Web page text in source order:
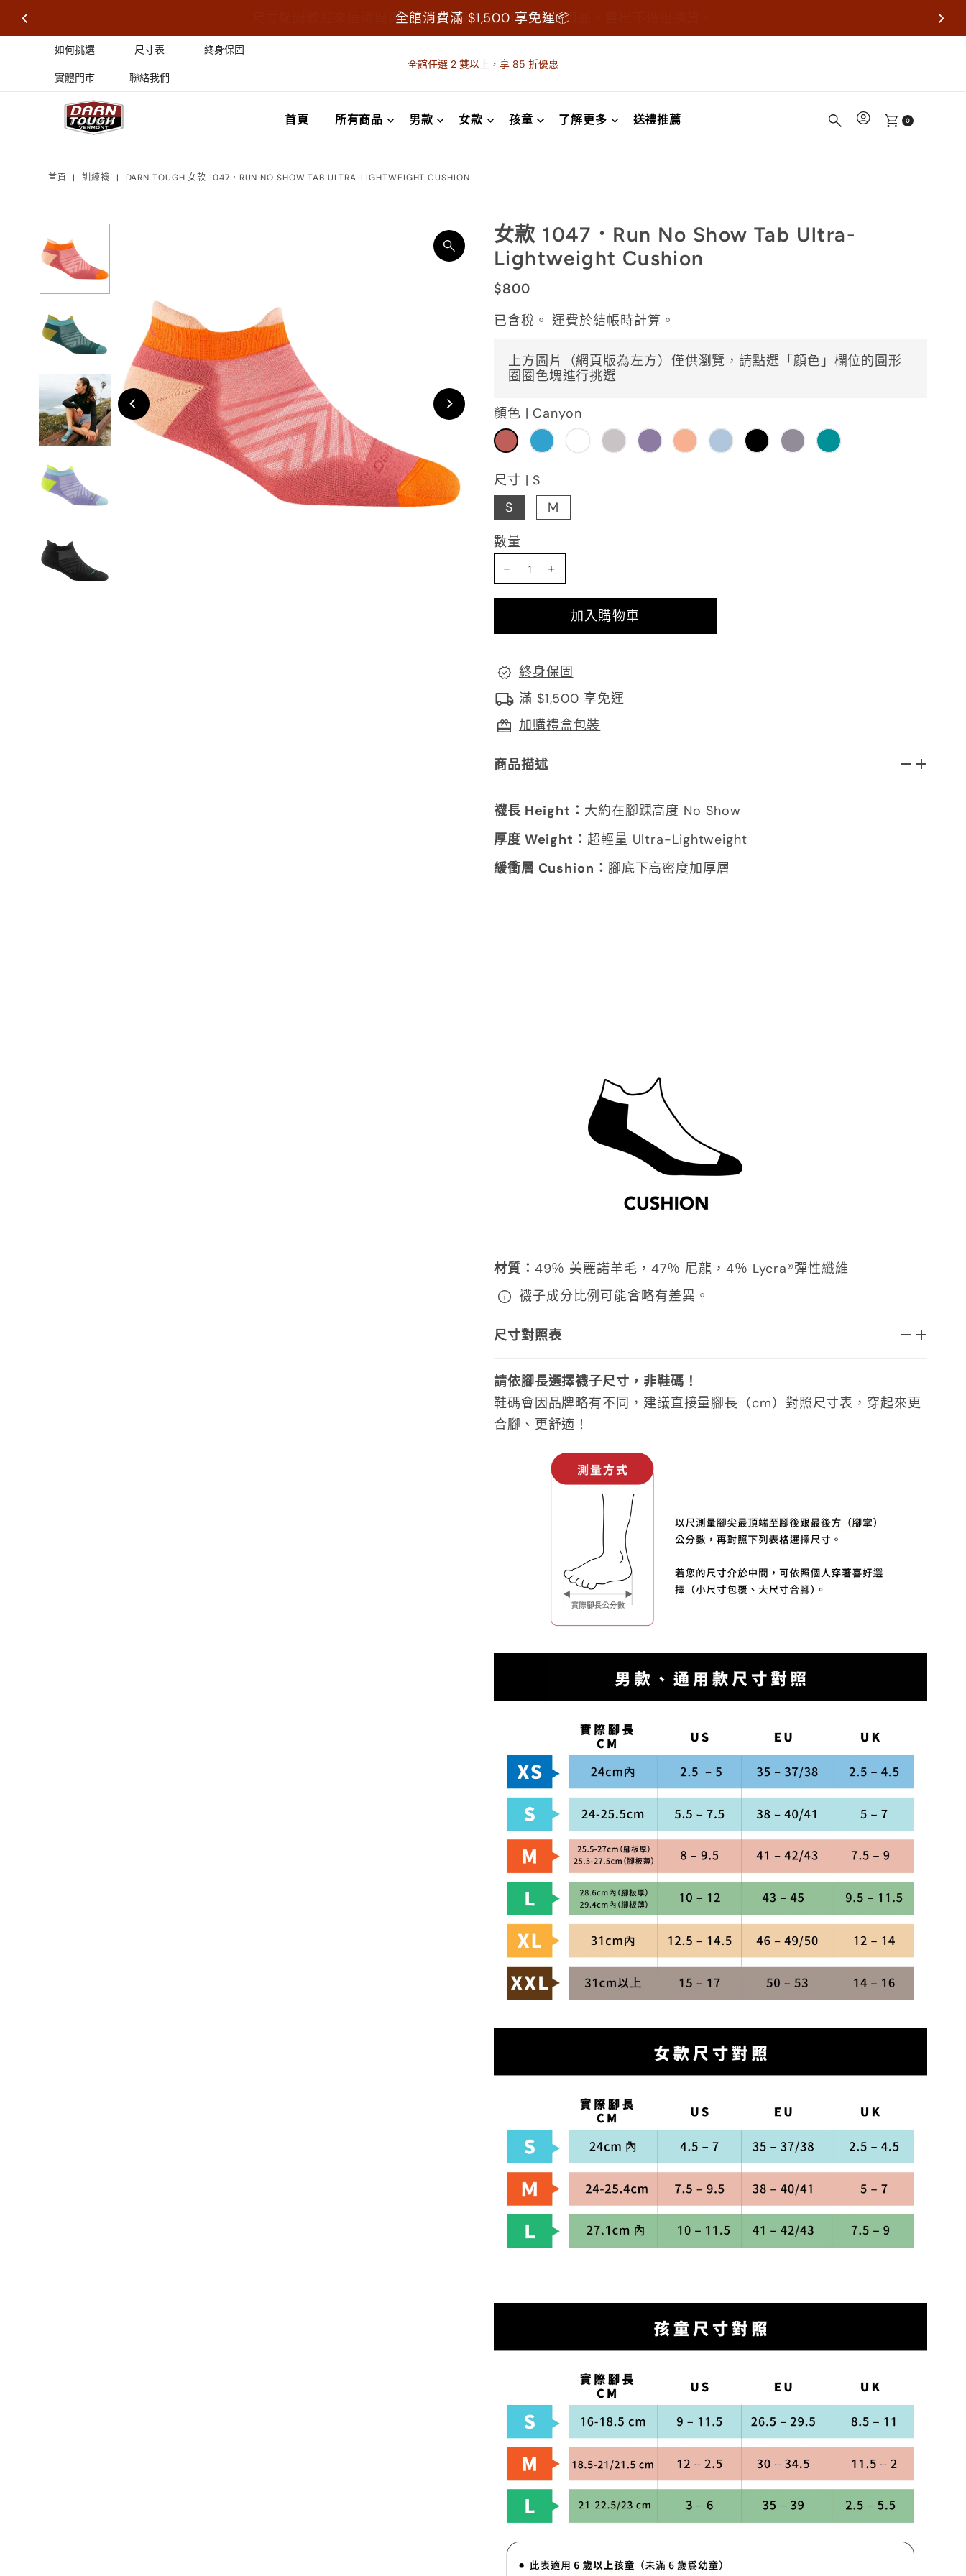
尺寸疑問歡迎來信詢問再做購買，襪子屬於個人衛生用品，售出不做退換貨。
全館消費滿 $1,500 享免運📦
如何挑選 尺寸表 終身保固
實體門市 聯絡我們
全館任選 2 雙以上，享 85 折優惠
首頁 所有商品 男款 女款 孩童 了解更多 送禮推薦 0
首頁 | 訓練襪 | DARN TOUGH 女款 1047．RUN NO SHOW TAB ULTRA-LIGHTWEIGHT CUSHION
女款 1047．Run No Show Tab Ultra-
Lightweight Cushion
$800
已含稅。運費於結帳時計算。
上方圖片（網頁版為左方）僅供瀏覽，請點選「顏色」欄位的圓形
圈圈色塊進行挑選
顏色 | Canyon
尺寸 | S
S
M
數量
-
+
終身保固
滿 $1,500 享免運
加購禮盒包裝
商品描述
襪長 Height： 大約在腳踝高度 No Show
厚度 Weight： 超輕量 Ultra-Lightweight
緩衝層 Cushion： 腳底下高密度加厚層
材質 ： 49％ 美麗諾羊毛，47％ 尼龍，4％ Lycra®彈性纖維
襪子成分比例可能會略有差異。
尺寸對照表
請依腳長選擇襪子尺寸，非鞋碼！
鞋碼會因品牌略有不同，建議直接量腳長（cm）對照尺寸表，穿起來更
合腳、更舒適！